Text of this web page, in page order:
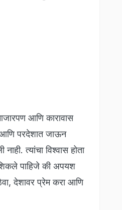
आणि कारावास
आणि परदेशात जाऊन
त्यांचा विश्वास होता
शिकले पाहिजे की अपयश
देशावर प्रेम करा आणि